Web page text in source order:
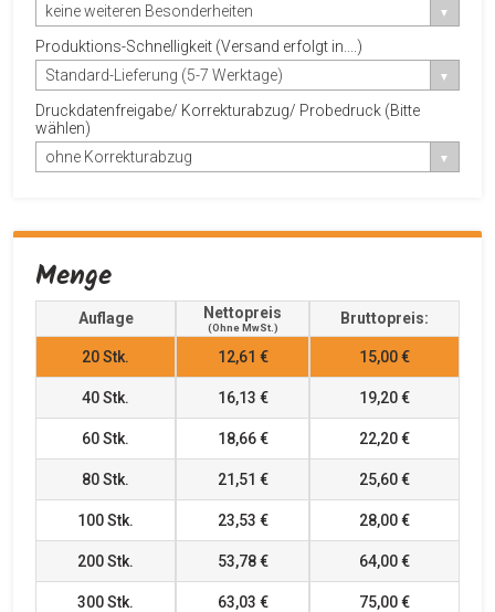
keine weiteren Besonderheiten
Produktions-Schnelligkeit (Versand erfolgt in....)
Standard-Lieferung (5-7 Werktage)
Druckdatenfreigabe/ Korrekturabzug/ Probedruck (Bitte
wählen)
ohne Korrekturabzug
Menge
Auflage Nettopreis
(ohne MwSt.)
Bruttopreis:
20Stk. 12,61 € 15,00 €
40Stk. 16,13 € 19,20 €
60Stk. 18,66 € 22,20 €
80Stk. 21,51 € 25,60 €
100Stk. 23,53 € 28,00 €
200Stk. 53,78 € 64,00 €
300Stk. 63,03 € 75,00 €